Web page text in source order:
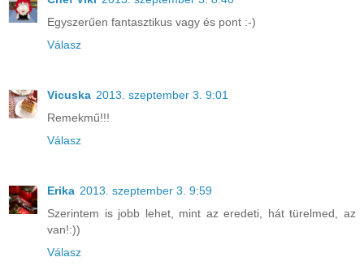
Egyszerűen fantasztikus vagy és pont :-)
Válasz
Vicuska 2013. szeptember 3. 9:01
Remekmű!!!
Válasz
Erika 2013. szeptember 3. 9:59
Szerintem is jobb lehet, mint az eredeti, hát türelmed, az
van!:))
Válasz